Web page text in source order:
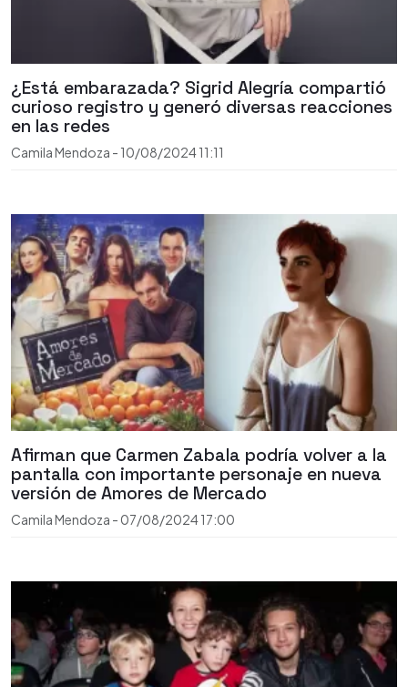
¿Está embarazada? Sigrid Alegría compartió
curioso registro y generó diversas reacciones
en las redes
Camila Mendoza - 10/08/202411:11
Afirman que Carmen Zabala podría volver a la
pantalla con importante personaje en nueva
versión de Amores de Mercado
Camila Mendoza - 07/08/202417:00